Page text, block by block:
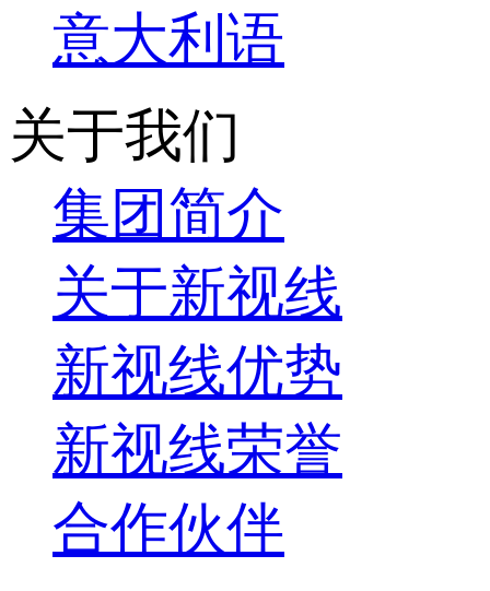
意大利语
关于我们
集团简介
关于新视线
新视线优势
新视线荣誉
合作伙伴